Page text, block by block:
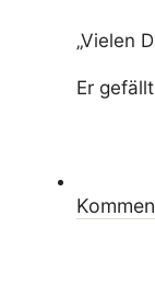
„Vielen
Er